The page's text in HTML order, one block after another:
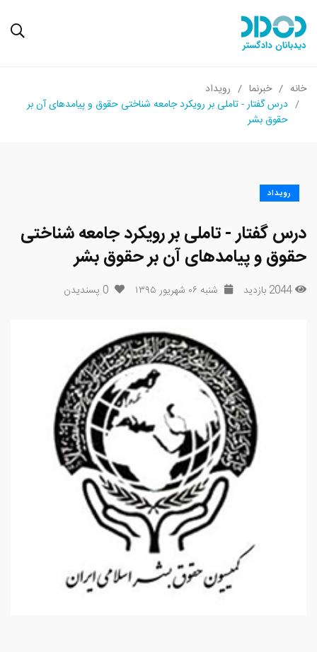
خانه خبرنما
رویداد
درس گفتار - تاملی بر رویکرد جامعه شناختی حقوق و پیامدهای آن بر
حقوق بشر
رویداد
درس گفتار - تاملی بر رویکرد جامعه شناختی
حقوق و پیامدهای آن بر حقوق بشر
2044 بازدید شنبه ۰۶ شهریور ۱۳۹۵ 0 پسندیدن